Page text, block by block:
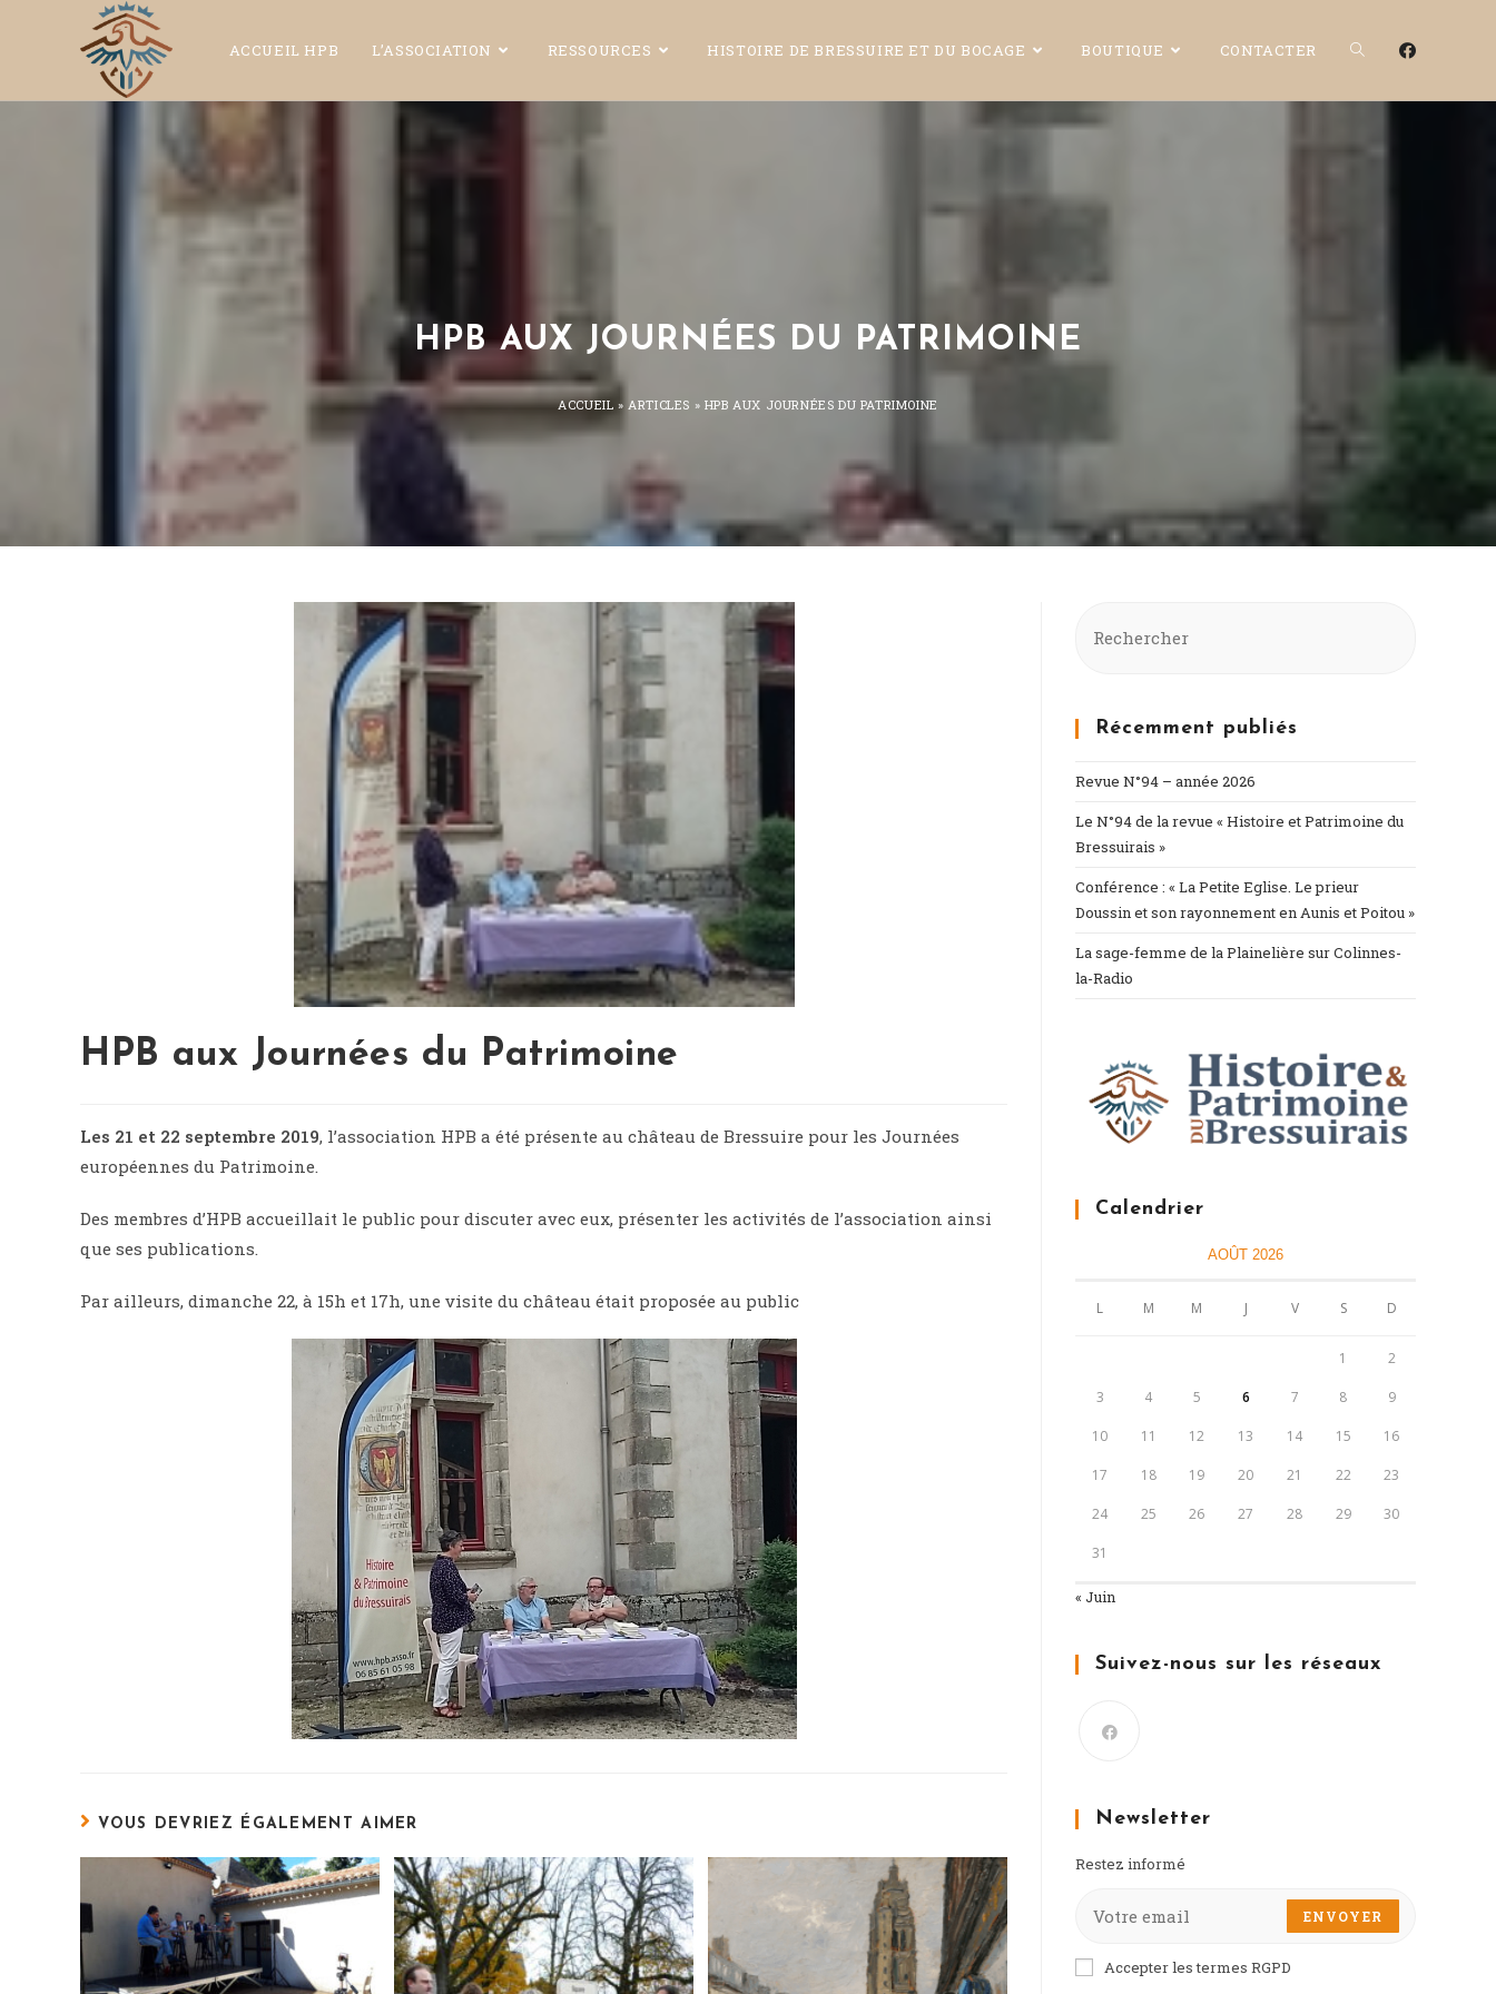
ACCUEIL HPB L’ASSOCIATION RESSOURCES HISTOIRE DE BRESSUIRE ET DU BOCAGE BOUTIQUE CONTACTER
HPB AUX JOURNÉES DU PATRIMOINE
ACCUEIL »ARTICLES » HPB AUX JOURNÉES DU PATRIMOINE
HPB aux Journées du Patrimoine
Les 21 et 22 septembre 2019, l’association HPB a été présente au château de Bressuire pour les Journées
européennes du Patrimoine.
Des membres d’HPB accueillait le public pour discuter avec eux, présenter les activités de l’association ainsi
que ses publications.
Par ailleurs, dimanche 22, à 15h et 17h, une visite du château était proposée au public
VOUS DEVRIEZ ÉGALEMENT AIMER
Récemment publiés
Revue N°94 – année 2026
Le N°94 de la revue « Histoire et Patrimoine du
Bressuirais »
Conférence : « La Petite Eglise. Le prieur
Doussin et son rayonnement en Aunis et Poitou »
La sage-femme de la Plainelière sur Colinnes-
la-Radio
Calendrier
AOÛT 2026
L M M J V S D
1 2
3 4 5 6 7 8 9
10 11 12 13 14 15 16
17 18 19 20 21 22 23
24 25 26 27 28 29 30
31
« Juin
Suivez-nous sur les réseaux
Newsletter
Restez informé
ENVOYER
Accepter les termes RGPD